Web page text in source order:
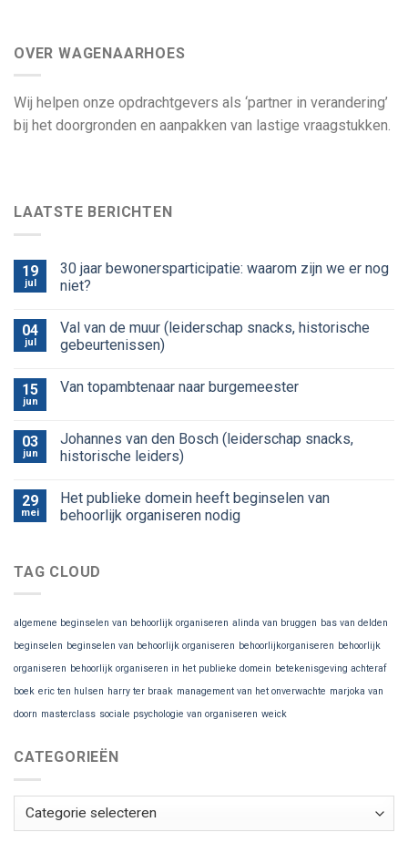
OVER WAGENAARHOES
Wij helpen onze opdrachtgevers als ‘partner in verandering’
bij het doorgronden en aanpakken van lastige vraagstukken.
LAATSTE BERICHTEN
19
jul
30 jaar bewonersparticipatie: waarom zijn we er nog
niet?
04
jul
Val van de muur (leiderschap snacks, historische
gebeurtenissen)
15
jun
Van topambtenaar naar burgemeester
03
jun
Johannes van den Bosch (leiderschap snacks,
historische leiders)
29
mei
Het publieke domein heeft beginselen van
behoorlijk organiseren nodig
TAG CLOUD
algemene beginselen van behoorlijk organiseren alinda van bruggen bas van delden
beginselen beginselen van behoorlijk organiseren behoorlijkorganiseren behoorlijk
organiseren behoorlijk organiseren in het publieke domein betekenisgeving achteraf
boek eric ten hulsen harry ter braak management van het onverwachte marjoka van
doorn masterclass sociale psychologie van organiseren weick
CATEGORIEËN
Categorieën